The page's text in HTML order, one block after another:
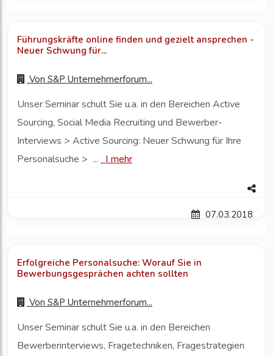
Führungskräfte online finden und gezielt ansprechen -
Neuer Schwung für...
Von S&P Unternehmerforum...
Unser Seminar schult Sie u.a. in den Bereichen Active
Sourcing, Social Media Recruiting und Bewerber-
Interviews > Active Sourcing: Neuer Schwung für Ihre
Personalsuche > ...
| mehr
07.03.2018
Erfolgreiche Personalsuche: Worauf Sie in
Bewerbungsgesprächen achten sollten
Von S&P Unternehmerforum...
Unser Seminar schult Sie u.a. in den Bereichen
Bewerberinterviews, Fragetechniken, Fragestrategien